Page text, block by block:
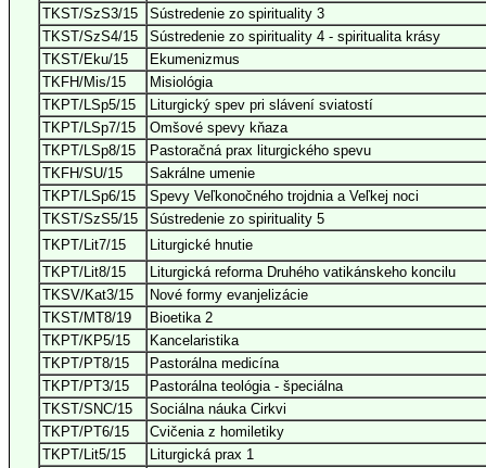
TKST/SzS3/15
Sústredenie zo spirituality 3
TKST/SzS4/15
Sústredenie zo spirituality 4 - spiritualita krásy
TKST/Eku/15
Ekumenizmus
TKFH/Mis/15
Misiológia
TKPT/LSp5/15
Liturgický spev pri slávení sviatostí
TKPT/LSp7/15
Omšové spevy kňaza
TKPT/LSp8/15
Pastoračná prax liturgického spevu
TKFH/SU/15
Sakrálne umenie
TKPT/LSp6/15
Spevy Veľkonočného trojdnia a Veľkej noci
TKST/SzS5/15
Sústredenie zo spirituality 5
TKPT/Lit7/15
Liturgické hnutie
TKPT/Lit8/15
Liturgická reforma Druhého vatikánskeho koncilu
TKSV/Kat3/15
Nové formy evanjelizácie
TKST/MT8/19
Bioetika 2
TKPT/KP5/15
Kancelaristika
TKPT/PT8/15
Pastorálna medicína
TKPT/PT3/15
Pastorálna teológia - špeciálna
TKST/SNC/15
Sociálna náuka Cirkvi
TKPT/PT6/15
Cvičenia z homiletiky
TKPT/Lit5/15
Liturgická prax 1